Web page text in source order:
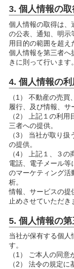
3. 個人情報の
個人情報の取得は、
の公表、通知、明示
用目的の範囲を超え
個人情報を第三者へ
きに則って行います。
4. 個人情報の
（1） 不動産の売
履行、及び情報、サ
（2） 上記１の利
三者への提供。
（3） 当社が取り
の提供。
（4） 上記１、３の
電話、電子メール
のマーケティング活
析。
情報、サービスの提
止めさせていただき
5. 個人情報の
当社が保有する個人
す。
（1） ご本人の同意
（2） 法令の規定に